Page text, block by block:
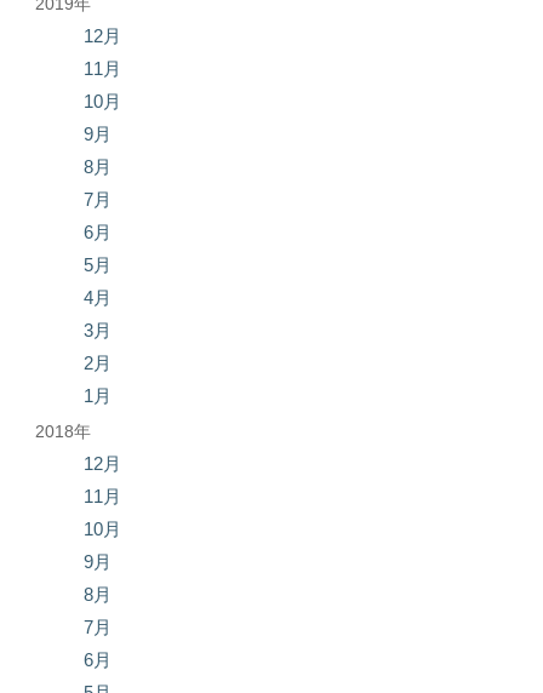
12月
11月
10月
9月
8月
7月
6月
5月
4月
3月
2月
1月
2018年
12月
11月
10月
9月
8月
7月
6月